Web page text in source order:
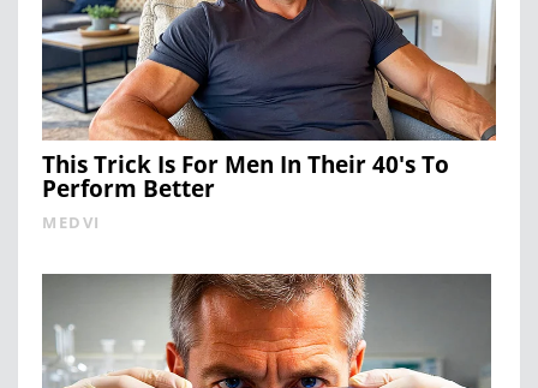
This Trick Is For Men In Their 40's To
Perform Better
MEDVI